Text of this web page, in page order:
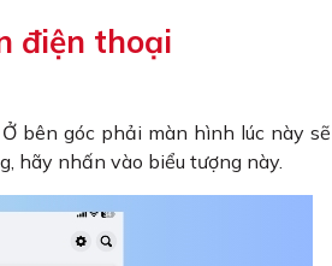
điện thoại
bên góc phải màn hình lúc này sẽ
hãy nhấn vào biểu tượng này.